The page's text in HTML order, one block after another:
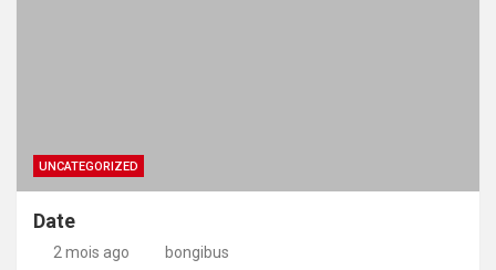
UNCATEGORIZED
Date
2 mois ago bongibus